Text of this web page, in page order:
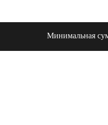
Минимальная